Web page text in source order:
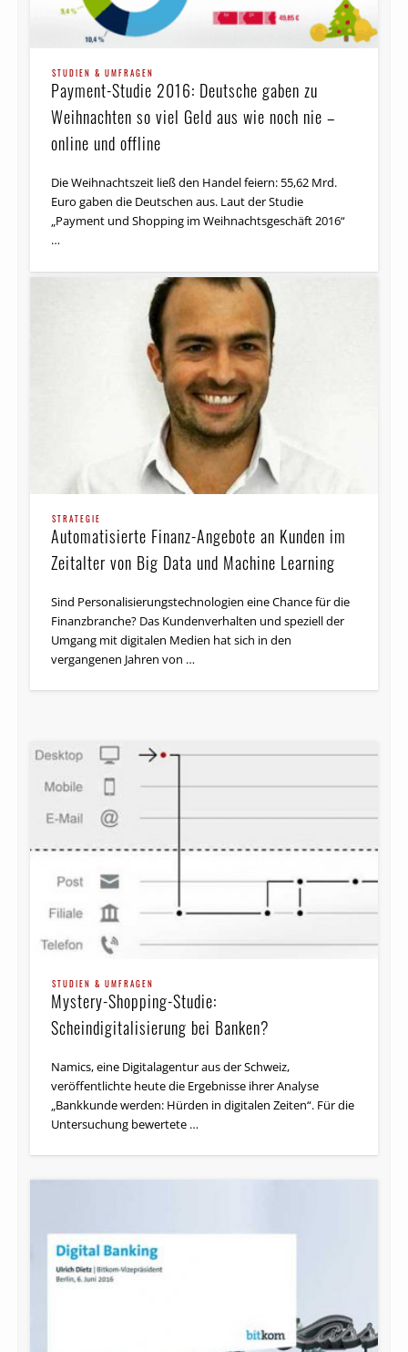
STUDIEN & UMFRAGEN
Payment-Studie 2016: Deutsche gaben zu
Weih­nachten so viel Geld aus wie noch nie –
online und offline
Die Weihnachtszeit ließ den Handel feiern: 55,62 Mrd.
Euro gaben die Deutschen aus. Laut der Studie
„Payment und Shopping im Weihnachtsgeschäft 2016“
…
STRATEGIE
Automatisierte Finanz-Angebote an Kunden im
Zeitalter von Big Data und Machine Learning
Sind Personalisierungstechnologien eine Chance für die
Finanz­branche? Das Kundenverhalten und speziell der
Umgang mit digitalen Medien hat sich in den
vergangenen Jahren von …
STUDIEN & UMFRAGEN
Mystery-Shopping-Studie:
Scheindigitalisierung bei Banken?
Namics, eine Digitalagentur aus der Schweiz,
veröffentlichte heute die Ergebnisse ihrer Analyse
„Bankkunde werden: Hürden in digitalen Zeiten“. Für die
Untersuchung bewertete …